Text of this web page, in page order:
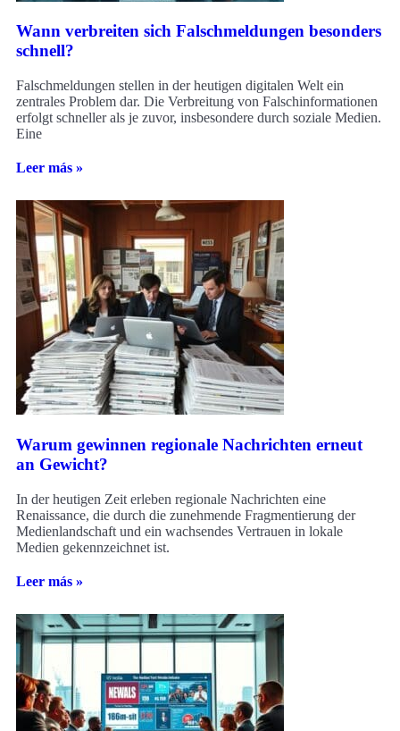
Wann verbreiten sich Falschmeldungen besonders
schnell?
Falschmeldungen stellen in der heutigen digitalen Welt ein
zentrales Problem dar. Die Verbreitung von Falschinformationen
erfolgt schneller als je zuvor, insbesondere durch soziale Medien.
Eine
Leer más »
Warum gewinnen regionale Nachrichten erneut
an Gewicht?
In der heutigen Zeit erleben regionale Nachrichten eine
Renaissance, die durch die zunehmende Fragmentierung der
Medienlandschaft und ein wachsendes Vertrauen in lokale
Medien gekennzeichnet ist.
Leer más »